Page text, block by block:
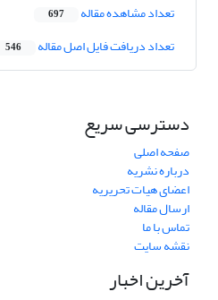
تعداد مشاهده مقاله 697
تعداد دریافت فایل اصل مقاله 546
دسترسی سریع
صفحه اصلی
درباره نشریه
اعضای هیات تحریریه
ارسال مقاله
تماس با ما
نقشه سایت
آخرین اخبار